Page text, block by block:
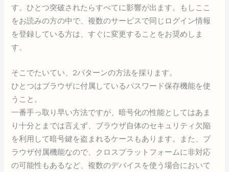
す。ひとつ突破されたらすべてに影響が出ます。もしここ
をお読みの方の中で、複数のサービスで同じログイン情報
を登録している方は、すぐに変更することをお奨めしま
す。
そこでたいてい、2パターンの方法を採ります。
ひとつはブラウザに付属しているパスワード保存機能を使
うこと。
一番手っ取り早い方法ですが、暗号化の性能としてはあま
り十分とまでは言えず、ブラウザ自体のセキュリティ欠陥
を利用して暗号鍵を盗まれるケースもあります。また、ブ
ラウザ付属機能なので、クロスプラットフォームに非対応
の可能性もあるなど、複数のデバイスを使う場合において